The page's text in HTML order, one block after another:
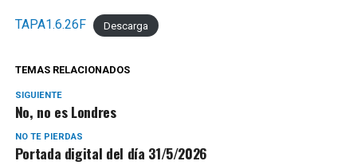
TAPA1.6.26F Descarga
TEMAS RELACIONADOS
SIGUIENTE
No, no es Londres
NO TE PIERDAS
Portada digital del día 31/5/2026